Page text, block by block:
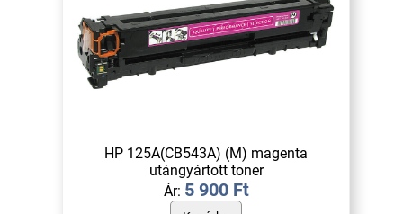
HP 125A(CB543A) (M) magenta
utángyártott toner
Ár: 5 900 Ft